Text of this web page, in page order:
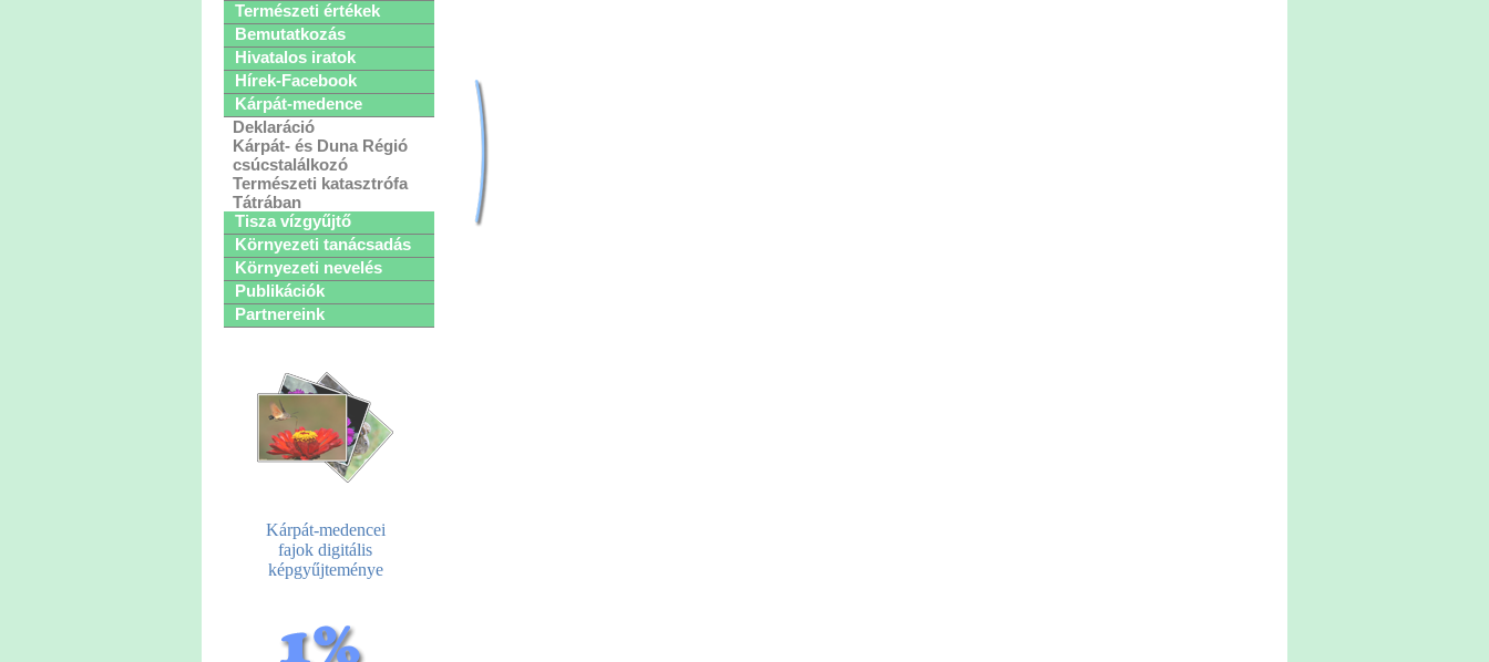
Természeti értékek
Bemutatkozás
Hivatalos iratok
Hírek-Facebook
Kárpát-medence
Deklaráció
Kárpát- és Duna Régió
csúcstalálkozó
Természeti katasztrófa
Tátrában
Tisza vízgyűjtő
Környezeti tanácsadás
Környezeti nevelés
Publikációk
Partnereink
Kárpát-medencei
fajok digitális
képgyűjteménye